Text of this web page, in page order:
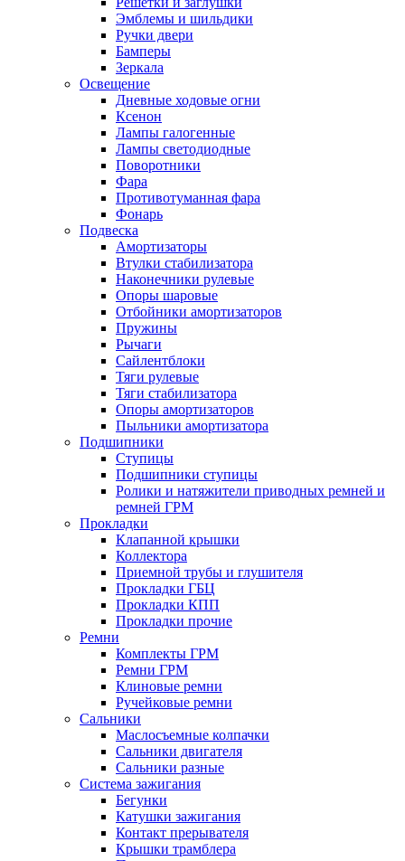
Эмблемы и шильдики
Ручки двери
Бамперы
Зеркала
Освещение
Дневные ходовые огни
Ксенон
Лампы галогенные
Лампы светодиодные
Поворотники
Фара
Противотуманная фара
Фонарь
Подвеска
Амортизаторы
Втулки стабилизатора
Наконечники рулевые
Опоры шаровые
Отбойники амортизаторов
Пружины
Рычаги
Сайлентблоки
Тяги рулевые
Тяги стабилизатора
Опоры амортизаторов
Пыльники амортизатора
Подшипники
Ступицы
Подшипники ступицы
Ролики и натяжители приводных ремней и
ремней ГРМ
Прокладки
Клапанной крышки
Коллектора
Приемной трубы и глушителя
Прокладки ГБЦ
Прокладки КПП
Прокладки прочие
Ремни
Комплекты ГРМ
Ремни ГРМ
Клиновые ремни
Ручейковые ремни
Сальники
Маслосъемные колпачки
Сальники двигателя
Сальники разные
Система зажигания
Бегунки
Катушки зажигания
Контакт прерывателя
Крышки трамблера